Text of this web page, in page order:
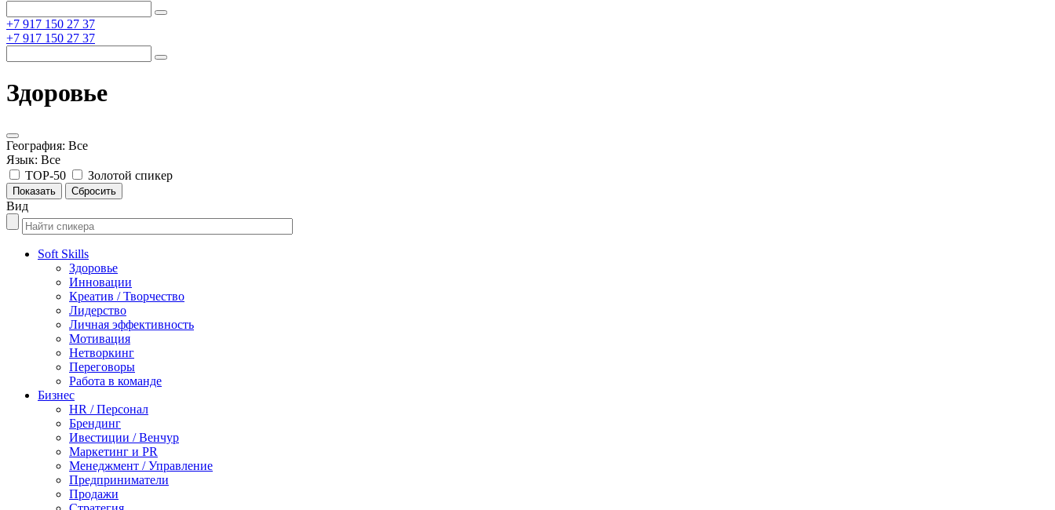
+7 917 150 27 37
+7 917 150 27 37
Здоровье
География: Все
Язык: Все
TOP-50
Золотой спикер
Вид
Soft Skills
Здоровье
Инновации
Креатив / Творчество
Лидерство
Личная эффективность
Мотивация
Нетворкинг
Переговоры
Работа в команде
Бизнес
HR / Персонал
Брендинг
Ивестиции / Венчур
Маркетинг и PR
Менеджмент / Управление
Предприниматели
Продажи